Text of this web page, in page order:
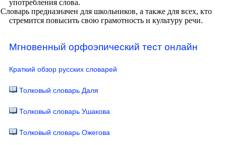
употребления слова.
Словарь предназначен для школьников, а также для всех, кто
стремится повысить свою грамотность и культуру речи.
Мгновенный орфоэпический тест онлайн
Краткий обзор русских словарей
Толковый словарь Даля
Толковый словарь Ушакова
Толковый словарь Ожегова